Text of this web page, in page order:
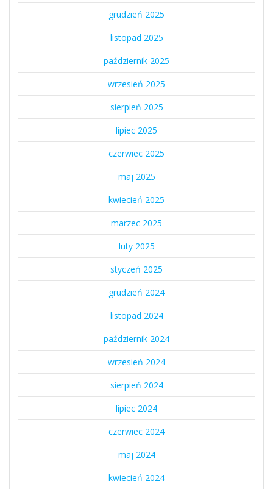
grudzień 2025
listopad 2025
październik 2025
wrzesień 2025
sierpień 2025
lipiec 2025
czerwiec 2025
maj 2025
kwiecień 2025
marzec 2025
luty 2025
styczeń 2025
grudzień 2024
listopad 2024
październik 2024
wrzesień 2024
sierpień 2024
lipiec 2024
czerwiec 2024
maj 2024
kwiecień 2024